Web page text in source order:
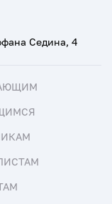
Седина, 4